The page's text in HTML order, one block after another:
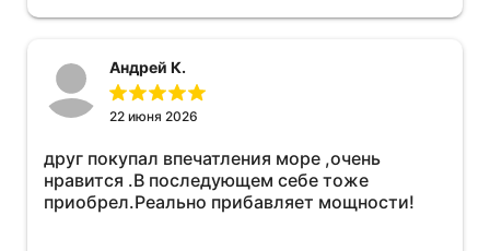
всё установилось по работе устройства
дополню позже ещё не проехал 120
км.Дополняю после пробега 120 км
более энергичный расход не
увеличился.Всем рекомендую к покупке.
Андрей К.
22 июня 2026
друг покупал впечатления море ,очень
нравится .В последующем себе тоже
приобрел.Реально прибавляет мощности!